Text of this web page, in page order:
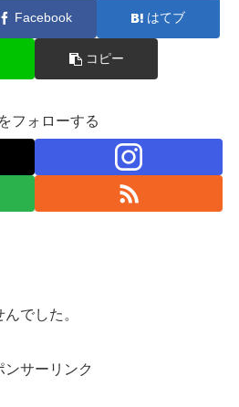
Facebook はてブ
コピー
フォローする
でした。
ンサーリンク